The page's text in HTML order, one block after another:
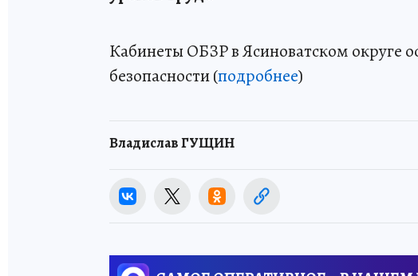
Кабинеты ОБЗР в Ясиноватском округе
безопасности (подробнее)
Владислав ГУЩИН